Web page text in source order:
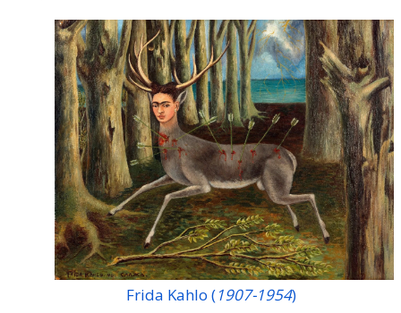
Frida Kahlo (1907-1954)